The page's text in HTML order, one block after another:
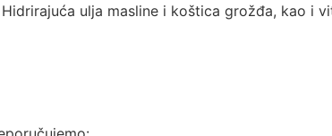
ulja masline i koštica grožđa, kao i